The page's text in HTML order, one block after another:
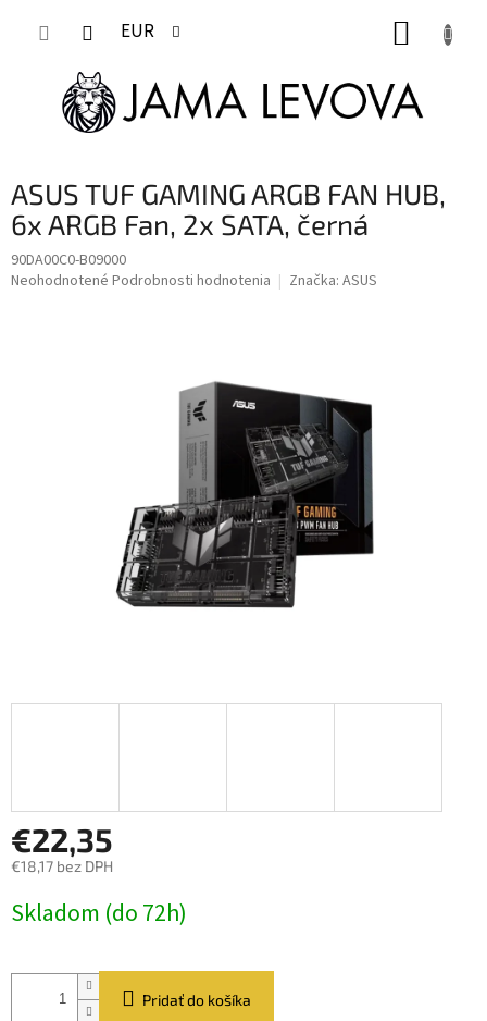
EUR
ASUS TUF GAMING ARGB FAN HUB,
6x ARGB Fan, 2x SATA, černá
90DA00C0-B09000
Priemerné
Neohodnotené Podrobnosti hodnotenia Značka: ASUS
€22,35
€18,17 bez DPH
cena:
Skladom (do 72h)
Pridať do košíka